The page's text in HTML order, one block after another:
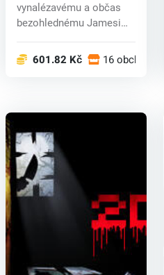
vynalézavému a občas
bezohlednému Jamesi
601.82 Kč 16 obchodech